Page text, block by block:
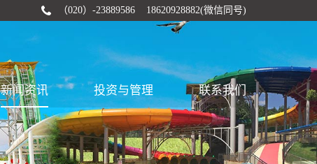
（020）-23889586 18620928882(微信同号)
新闻资讯 投资与管理 联系我们